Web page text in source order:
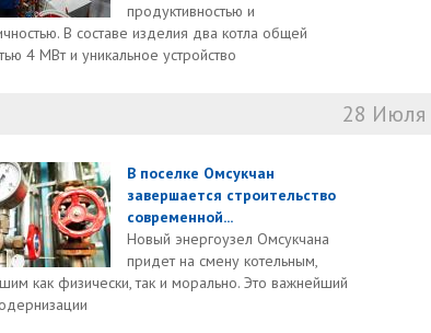
продуктивностью и
В составе изделия два котла общей
4 МВт и уникальное устройство
28 Июля
В поселке Омсукчан
завершается строительство
современной...
Новый энергоузел Омсукчана
придет на смену котельным,
как физически, так и морально. Это важнейший